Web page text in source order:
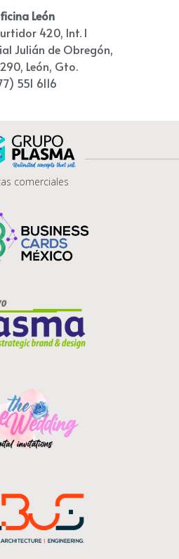
León
420, Int. I
Julián de Obregón,
León, Gto.
551 6116
comerciales